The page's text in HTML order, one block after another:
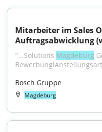
Mitarbeiter im Sales
Auftragsabwicklung
"...Solutions Magdeburg
Bosch Gruppe
Magdeburg